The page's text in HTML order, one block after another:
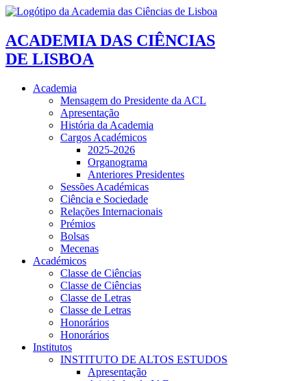
ACADEMIA DAS CIÊNCIAS
DE LISBOA
Academia
Mensagem do Presidente da ACL
Apresentação
História da Academia
Cargos Académicos
2025-2026
Organograma
Anteriores Presidentes
Sessões Académicas
Ciência e Sociedade
Relações Internacionais
Prémios
Bolsas
Mecenas
Académicos
Classe de Ciências
Classe de Ciências
Classe de Letras
Classe de Letras
Honorários
Honorários
Institutos
INSTITUTO DE ALTOS ESTUDOS
Apresentação